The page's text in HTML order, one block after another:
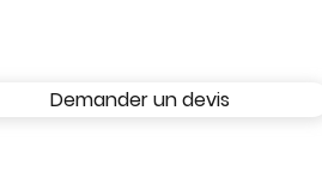
Demander un devis